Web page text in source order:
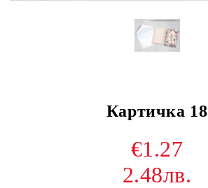
Картичка 18
€1.27
2.48лв.